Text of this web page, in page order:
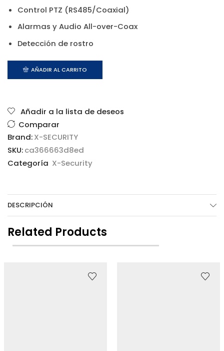
Control PTZ (RS485/Coaxial)
Alarmas y Audio All-over-Coax
Detección de rostro
AÑADIR AL CARRITO
Añadir a la lista de deseos
Comparar
Brand:X-SECURITY
SKU:ca366663d8ed
Categoría X-Security
DESCRIPCIÓN
Related Products